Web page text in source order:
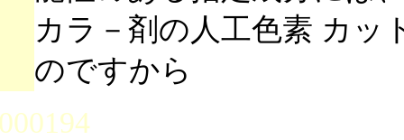
カラ－剤の人工色素 カッ
のですから